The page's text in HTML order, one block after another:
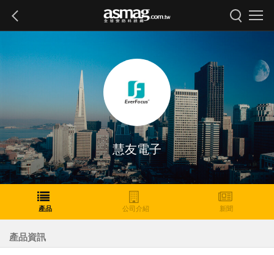
慧友電子
產品 公司介紹 新聞
產品資訊